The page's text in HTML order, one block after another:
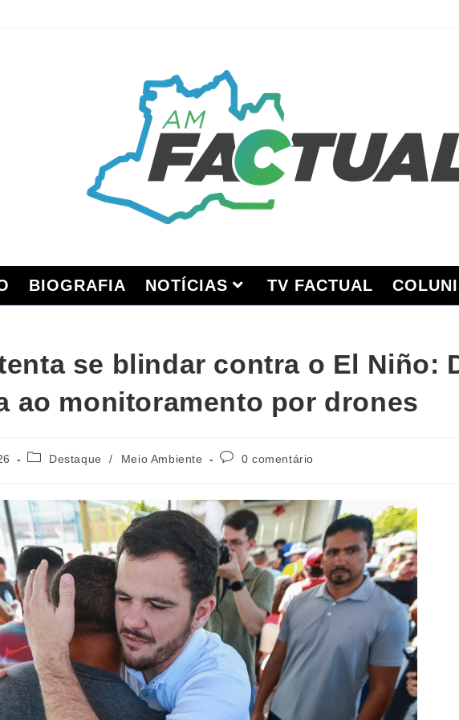
BIOGRAFIA NOTÍCIAS TV FACTUAL
se blindar contra o El Niño:
ao monitoramento por drones
Destaque / Meio Ambiente 0 comentário